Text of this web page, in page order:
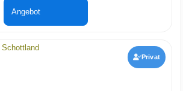
Angebot
Privat